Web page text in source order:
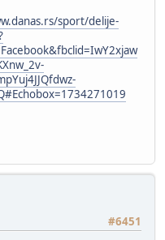
sport/delije-
#6451